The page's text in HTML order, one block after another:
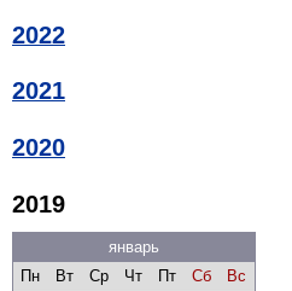
2022
2021
2020
2019
январь
Пн
Вт Ср Чт Пт Сб
Вс